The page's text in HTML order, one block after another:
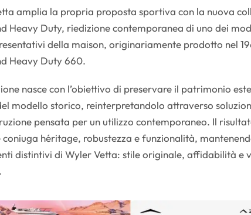
amplia la propria proposta sportiva con la nuova
Heavy Duty, riedizione contemporanea di uno dei
della maison, originariamente prodotto nel
Heavy Duty 660.
nasce con l’obiettivo di preservare il patrimonio
modello storico, reinterpretandolo attraverso
pensata per un utilizzo contemporaneo. Il
coniuga héritage, robustezza e funzionalità,
distintivi di Wyler Vetta: stile originale, affidabilità e